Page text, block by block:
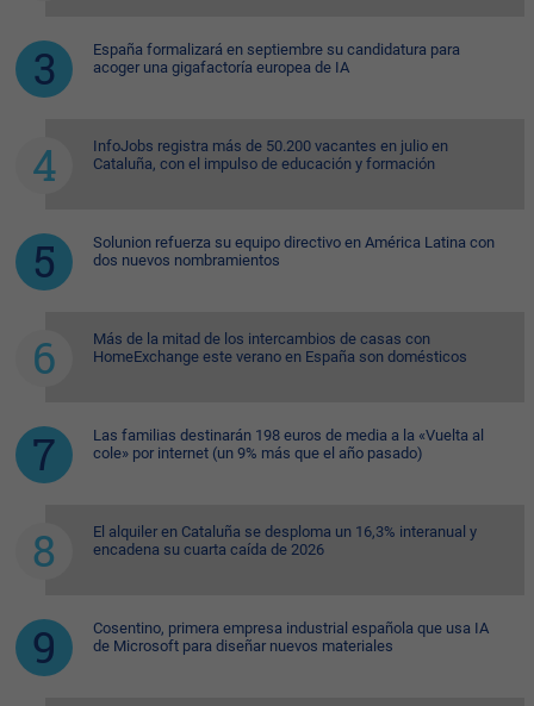
España formalizará en septiembre su candidatura para
acoger una gigafactoría europea de IA
InfoJobs registra más de 50.200 vacantes en julio en
Cataluña, con el impulso de educación y formación
Solunion refuerza su equipo directivo en América Latina con
dos nuevos nombramientos
Más de la mitad de los intercambios de casas con
HomeExchange este verano en España son domésticos
Las familias destinarán 198 euros de media a la «Vuelta al
cole» por internet (un 9% más que el año pasado)
El alquiler en Cataluña se desploma un 16,3% interanual y
encadena su cuarta caída de 2026
Cosentino, primera empresa industrial española que usa IA
de Microsoft para diseñar nuevos materiales